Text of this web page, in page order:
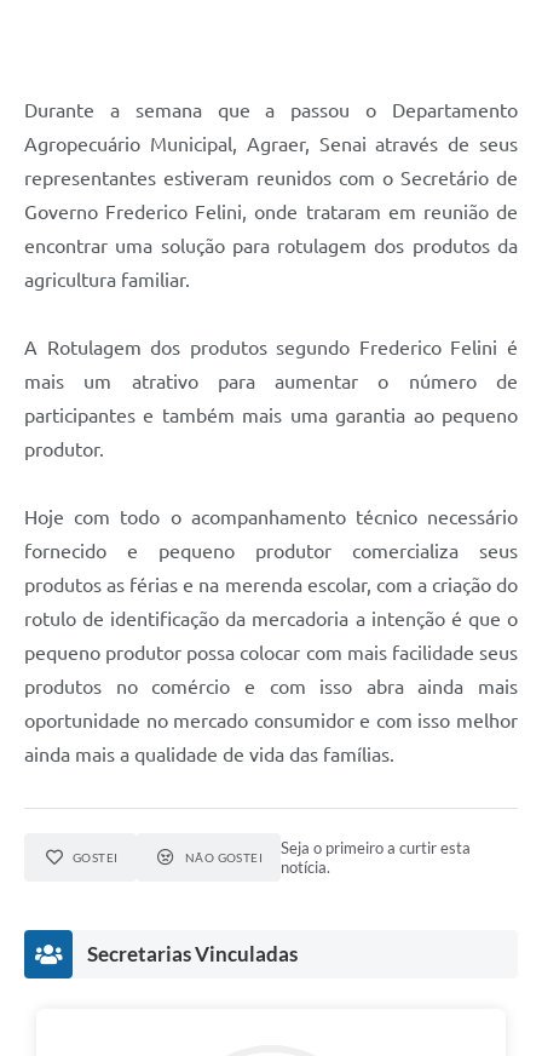
Plano Municipal de Enfrentamento da Pandemia em
Decorrência de COVID-19 Educação - Adesão ao
Protocolo
Telefones Úteis
Durante a semana que a passou o Departamento
Agropecuário Municipal, Agraer, Senai através de seus
representantes estiveram reunidos com o Secretário de
Governo Frederico Felini, onde trataram em reunião de
encontrar uma solução para rotulagem dos produtos da
agricultura familiar.
A Rotulagem dos produtos segundo Frederico Felini é
mais um atrativo para aumentar o número de
participantes e também mais uma garantia ao pequeno
produtor.
Hoje com todo o acompanhamento técnico necessário
fornecido e pequeno produtor comercializa seus
produtos as férias e na merenda escolar, com a criação do
rotulo de identificação da mercadoria a intenção é que o
pequeno produtor possa colocar com mais facilidade seus
produtos no comércio e com isso abra ainda mais
oportunidade no mercado consumidor e com isso melhor
ainda mais a qualidade de vida das famílias.
GOSTEI NÃO GOSTEI
Seja o primeiro a curtir esta
notícia.
Secretarias Vinculadas